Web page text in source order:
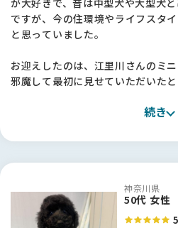
が大好きで、昔は中型犬や大型犬
ですが、今の住環境やライフスタ
と思っていました。
お迎えしたのは、江里川さんのミ
邪魔して最初に見せていただいた
みんな健康で穏やか。「本当にす
お迎えしてからも、うちの子はと
すい子に育っています。最近はすっ
族の一員として毎日笑わせてくれて
続き
神奈川県
50代 女性